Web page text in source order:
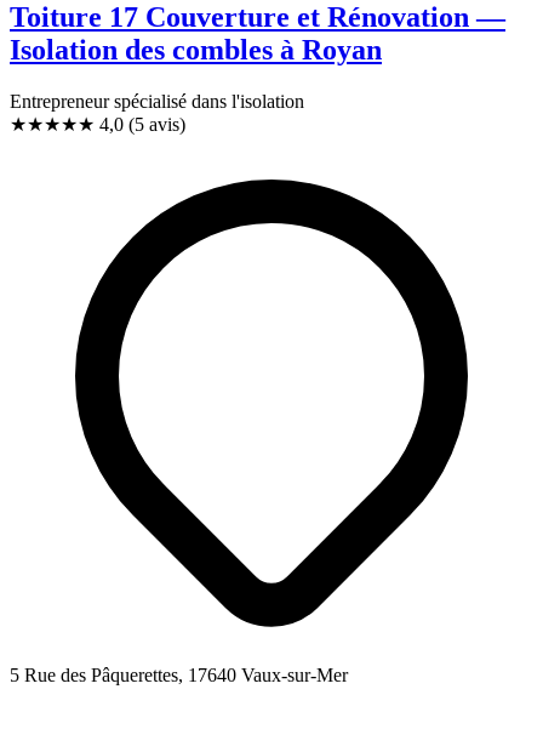
Toiture 17 Couverture et Rénovation —
Isolation des combles à Royan
Entrepreneur spécialisé dans l'isolation
★★★★★ 4,0 (5 avis)
5 Rue des Pâquerettes, 17640 Vaux-sur-Mer